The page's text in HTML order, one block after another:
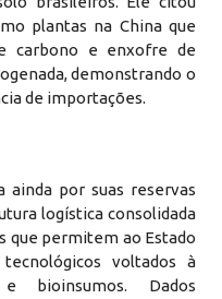
plantas na China que
carbono e enxofre de
demonstrando o
de importações.
ainda por suas reservas
logística consolidada
que permitem ao Estado
voltados à
bioinsumos. Dados